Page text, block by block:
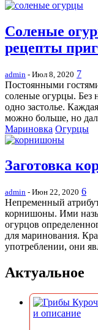
Соленые
рецепты
admin - Июл 8, 2020 7
Постоянными
соленые огурцы. Без
одно застолье.
можно больше, но
Мариновка Огурцы
Заготовка
admin - Июн 22, 2020 6
Непременный
корнишоны. Ими
огурцов
для маринования.
употреблении, они
Актуальное